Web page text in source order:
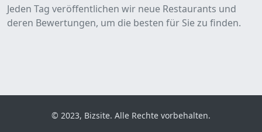
Jeden Tag veröffentlichen wir neue Restaurants und
deren Bewertungen, um die besten für Sie zu finden.
© 2023, Bizsite. Alle Rechte vorbehalten.